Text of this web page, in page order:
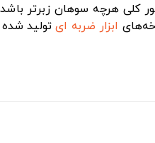
کلی هرچه سوهان زبرتر
ابزار ضربه ایتولید شده